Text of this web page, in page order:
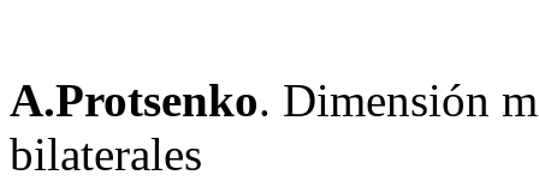
A.Protsenko. Dimensión
bilaterales